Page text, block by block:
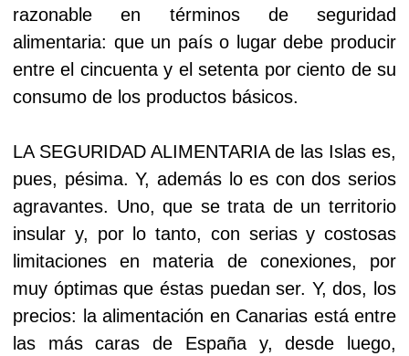
razonable en términos de seguridad
alimentaria: que un país o lugar debe producir
entre el cincuenta y el setenta por ciento de su
consumo de los productos básicos.
LA SEGURIDAD ALIMENTARIA de las Islas es,
pues, pésima. Y, además lo es con dos serios
agravantes. Uno, que se trata de un territorio
insular y, por lo tanto, con serias y costosas
limitaciones en materia de conexiones, por
muy óptimas que éstas puedan ser. Y, dos, los
precios: la alimentación en Canarias está entre
las más caras de España y, desde luego,